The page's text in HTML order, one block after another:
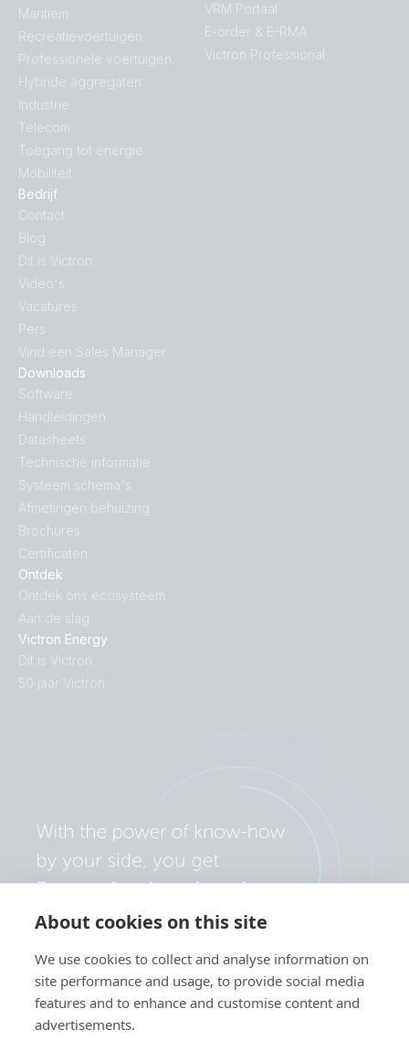
About cookies on this site
We use cookies to collect and analyse information on
site performance and usage, to provide social media
features and to enhance and customise content and
advertisements.
Ontdek
Ontdek ons ecosysteem
Aan de slag
Victron Energy
Dit is Victron
50 jaar Victron
Downloads
Software
Handleidingen
Datasheets
Technische informatie
Systeem schema's
Afmetingen behuizing
Brochures
Certificaten
Maritiem
Recreatievoertuigen
Professionele voertuigen
Hybride aggregaten
Industrie
Telecom
Toegang tot energie
Mobiliteit
Bedrijf
Contact
Blog
Dit is Victron
Video's
Vacatures
Pers
Vind een Sales Manager
VRM Portaal
E-order & E-RMA
Victron Professional